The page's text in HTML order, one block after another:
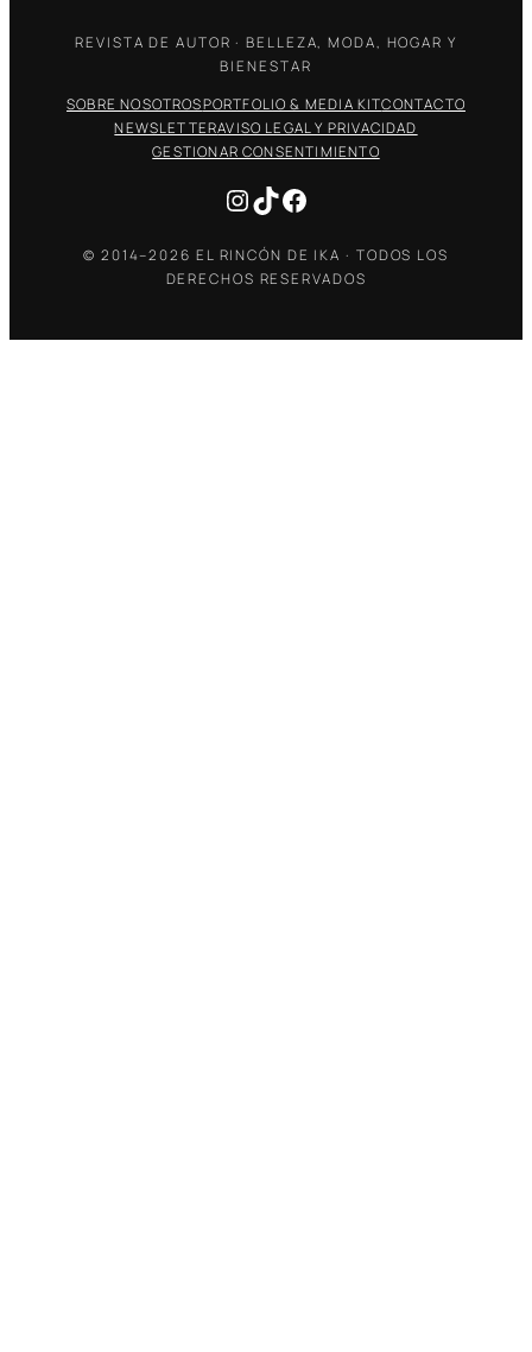
REVISTA DE AUTOR · BELLEZA, MODA, HOGAR Y
BIENESTAR
SOBRE NOSOTROSPORTFOLIO & MEDIA KITCONTACTO
NEWSLETTERAVISO LEGAL Y PRIVACIDAD
GESTIONAR CONSENTIMIENTO
Instagram
TikTokFacebook
© 2014–2026 EL RINCÓN DE IKA · TODOS LOS
DERECHOS RESERVADOS